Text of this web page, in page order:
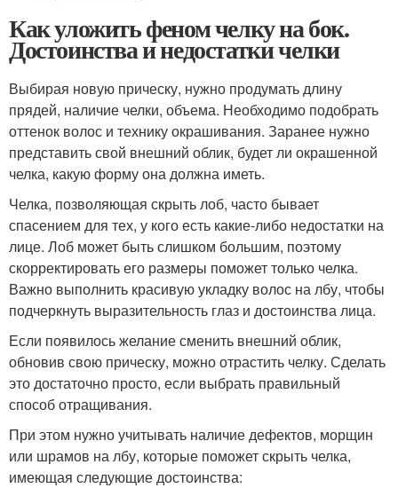
Как уложить феном челку на бок.
Достоинства и недостатки челки
Выбирая новую прическу, нужно продумать длину
прядей, наличие челки, объема. Необходимо подобрать
оттенок волос и технику окрашивания. Заранее нужно
представить свой внешний облик, будет ли окрашенной
челка, какую форму она должна иметь.
Челка, позволяющая скрыть лоб, часто бывает
спасением для тех, у кого есть какие-либо недостатки на
лице. Лоб может быть слишком большим, поэтому
скорректировать его размеры поможет только челка.
Важно выполнить красивую укладку волос на лбу, чтобы
подчеркнуть выразительность глаз и достоинства лица.
Если появилось желание сменить внешний облик,
обновив свою прическу, можно отрастить челку. Сделать
это достаточно просто, если выбрать правильный
способ отращивания.
При этом нужно учитывать наличие дефектов, морщин
или шрамов на лбу, которые поможет скрыть челка,
имеющая следующие достоинства: